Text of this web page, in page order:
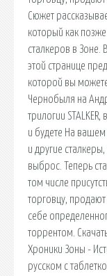
Сюжет
который как
сталкеров в Зоне.
этой странице
которой вы
Чернобыля на
трилогии
и будете На вашем
и другие
выброс. Теперь
том числе
торговцу, продают
себе
торрентом.
Хроники Зоны -
русском с